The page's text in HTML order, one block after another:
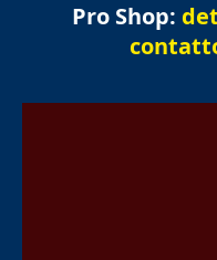
Pro Shop: